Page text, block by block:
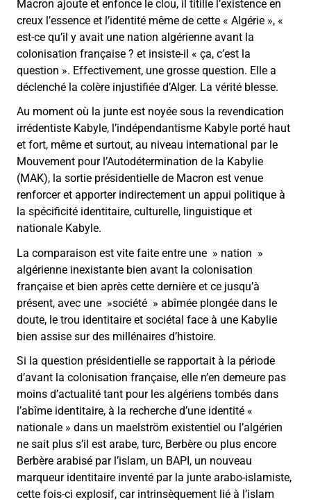
Macron ajoute et enfonce le clou, il titille l’existence en
creux l’essence et l’identité même de cette « Algérie », «
est-ce qu’il y avait une nation algérienne avant la
colonisation française ? et insiste-il « ça, c’est la
question ». Effectivement, une grosse question. Elle a
déclenché la colère injustifiée d’Alger. La vérité blesse.
Au moment où la junte est noyée sous la revendication
irrédentiste Kabyle, l’indépendantisme Kabyle porté haut
et fort, même et surtout, au niveau international par le
Mouvement pour l’Autodétermination de la Kabylie
(MAK), la sortie présidentielle de Macron est venue
renforcer et apporter indirectement un appui politique à
la spécificité identitaire, culturelle, linguistique et
nationale Kabyle.
La comparaison est vite faite entre une » nation »
algérienne inexistante bien avant la colonisation
française et bien après cette dernière et ce jusqu’à
présent, avec une »société » abîmée plongée dans le
doute, le trou identitaire et sociétal face à une Kabylie
bien assise sur des millénaires d’histoire.
Si la question présidentielle se rapportait à la période
d’avant la colonisation française, elle n’en demeure pas
moins d’actualité tant pour les algériens tombés dans
l’abîme identitaire, à la recherche d’une identité «
nationale » dans un maelström existentiel ou l’algérien
ne sait plus s’il est arabe, turc, Berbère ou plus encore
Berbère arabisé par l’islam, un BAPI, un nouveau
marqueur identitaire inventé par la junte arabo-islamiste,
cette fois-ci explosif, car intrinsèquement lié à l’islam